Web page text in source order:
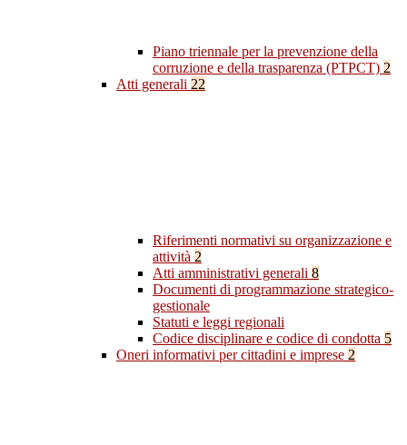
Piano triennale per la prevenzione della
corruzione e della trasparenza (PTPCT) 2
Atti generali 22
Riferimenti normativi su organizzazione e
attività 2
Atti amministrativi generali 8
Documenti di programmazione strategico-
gestionale
Statuti e leggi regionali
Codice disciplinare e codice di condotta 5
Oneri informativi per cittadini e imprese 2